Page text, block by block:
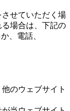
せていただく場
場合は、下記の
、電話、
のウェブサイト